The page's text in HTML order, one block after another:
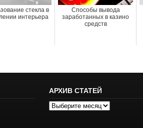
стекла в
интерьера
Способы вывода
заработанных в казино
средств
АРХИВ СТАТЕЙ
Архив